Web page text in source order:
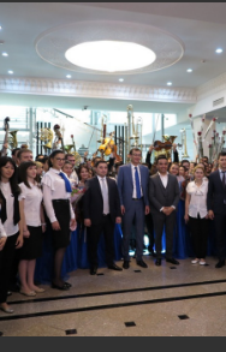
Yoshlar
orketriga